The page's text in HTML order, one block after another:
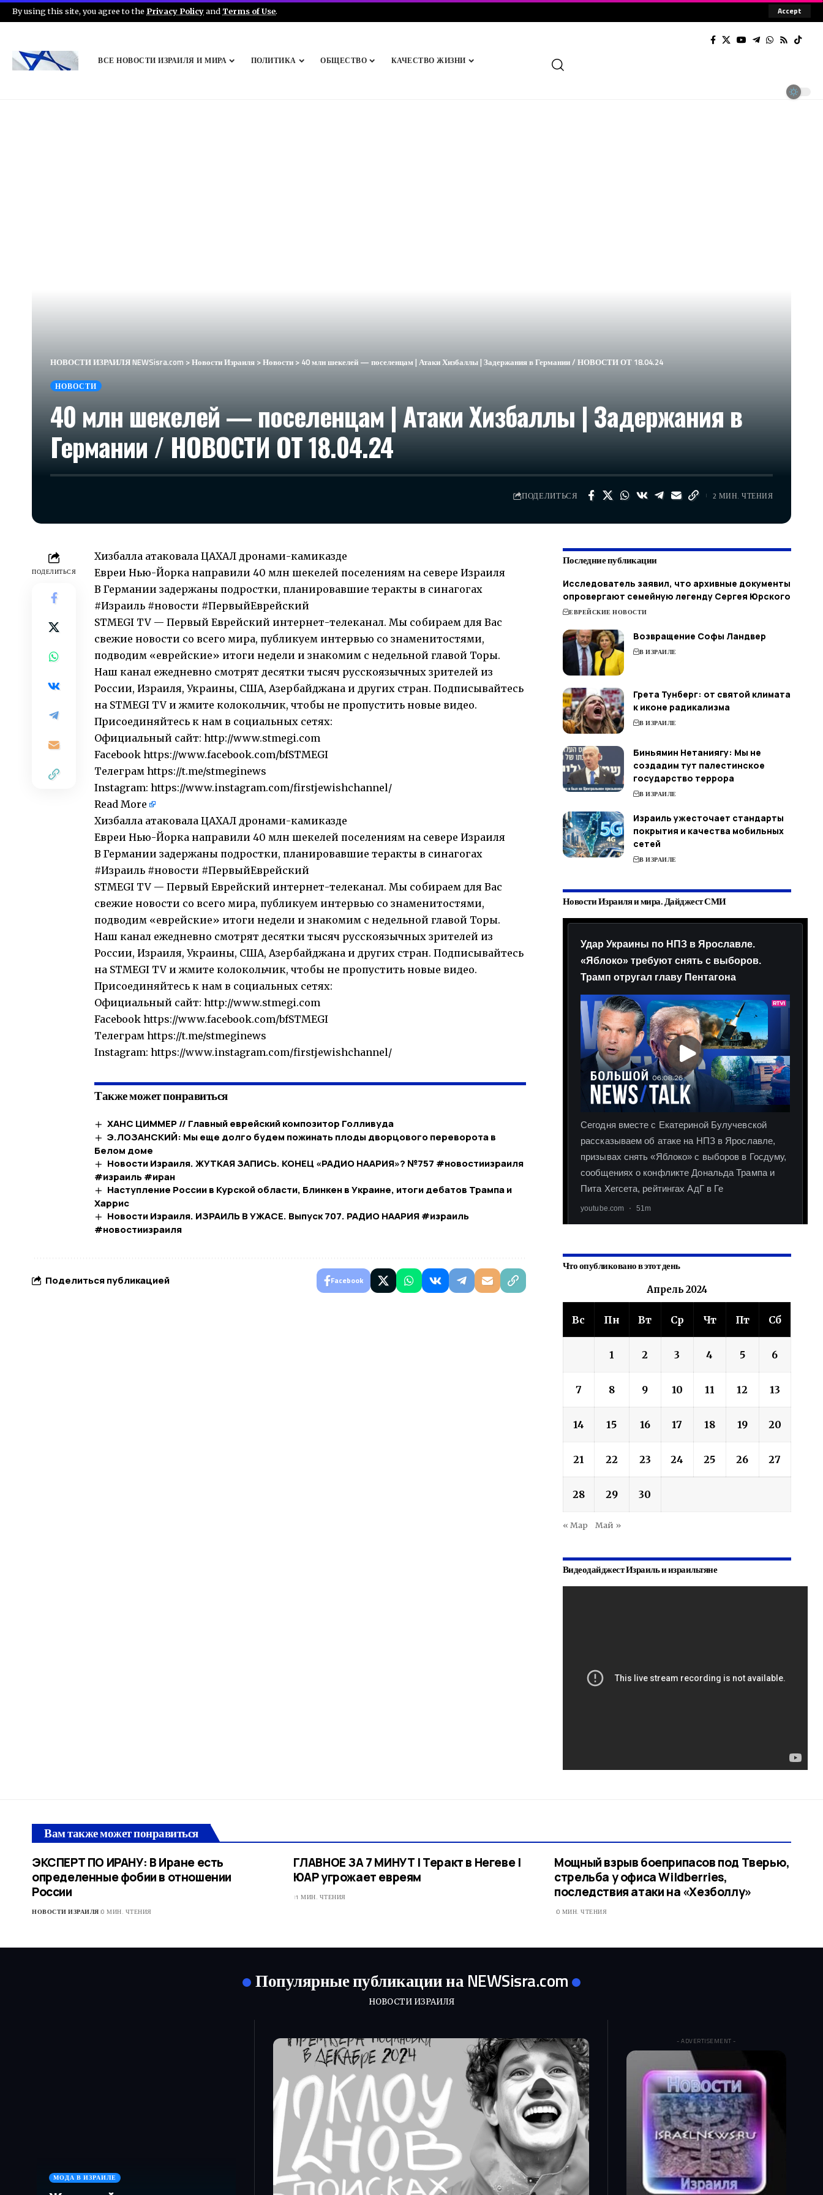
By using this site, you agree to the Privacy Policyand Terms of Use. Accept
ВСЕ НОВОСТИ ИЗРАИЛЯ И МИРА ПОЛИТИКА ОБЩЕСТВО КАЧЕСТВО ЖИЗНИ
НОВОСТИ ИЗРАИЛЯ NEWSisra.com >Новости Израиля >Новости > 40 млн шекелей — поселенцам | Атаки Хизбаллы | Задержания в Германии / НОВОСТИ ОТ 18.04.24
НОВОСТИ
40 млн шекелей — поселенцам | Атаки Хизбаллы | Задержания в
Германии / НОВОСТИ ОТ 18.04.24
ПОДЕЛИТЬСЯ 2 МИН. ЧТЕНИЯ
ПОДЕЛИТЬСЯ
Хизбалла атаковала ЦАХАЛ дронами-камиказде
Евреи Нью-Йорка направили 40 млн шекелей поселениям на севере Израиля
В Германии задержаны подростки, планировавшие теракты в синагогах
#Израиль #новости #ПервыйЕврейский
STMEGI TV — Первый Еврейский интернет-телеканал. Мы собираем для Вас
свежие новости со всего мира, публикуем интервью со знаменитостями,
подводим «еврейские» итоги недели и знакомим с недельной главой Торы.
Наш канал ежедневно смотрят десятки тысяч русскоязычных зрителей из
России, Израиля, Украины, США, Азербайджана и других стран. Подписывайтесь
на STMEGI TV и жмите колокольчик, чтобы не пропустить новые видео.
Присоединяйтесь к нам в социальных сетях:
Официальный сайт: http://www.stmegi.com
Facebook https://www.facebook.com/bfSTMEGI
Телеграм https://t.me/stmeginews
Instagram: https://www.instagram.com/firstjewishchannel/
Read More
​Хизбалла атаковала ЦАХАЛ дронами-камиказде
Евреи Нью-Йорка направили 40 млн шекелей поселениям на севере Израиля
В Германии задержаны подростки, планировавшие теракты в синагогах
#Израиль #новости #ПервыйЕврейский
STMEGI TV — Первый Еврейский интернет-телеканал. Мы собираем для Вас
свежие новости со всего мира, публикуем интервью со знаменитостями,
подводим «еврейские» итоги недели и знакомим с недельной главой Торы.
Наш канал ежедневно смотрят десятки тысяч русскоязычных зрителей из
России, Израиля, Украины, США, Азербайджана и других стран. Подписывайтесь
на STMEGI TV и жмите колокольчик, чтобы не пропустить новые видео.
Присоединяйтесь к нам в социальных сетях:
Официальный сайт: http://www.stmegi.com
Facebook https://www.facebook.com/bfSTMEGI
Телеграм https://t.me/stmeginews
Instagram: https://www.instagram.com/firstjewishchannel/
Также может понравиться
ХАНС ЦИММЕР // Главный еврейский композитор Голливуда
Э.ЛОЗАНСКИЙ: Мы еще долго будем пожинать плоды дворцового переворота в
Белом доме
Новости Израиля. ЖУТКАЯ ЗАПИСЬ. КОНЕЦ «РАДИО НААРИЯ»? №757 #новостиизраиля
#израиль #иран
Наступление России в Курской области, Блинкен в Украине, итоги дебатов Трампа и
Харрис
Новости Израиля. ИЗРАИЛЬ В УЖАСЕ. Выпуск 707. РАДИО НААРИЯ #израиль
#новостиизраиля
Поделиться публикацией Facebook
Последние публикации
Исследователь заявил, что архивные документы
опровергают семейную легенду Сергея Юрского
ЕВРЕЙСКИЕ НОВОСТИ
Возвращение Софы Ландвер
В ИЗРАИЛЕ
Грета Тунберг: от святой климата
к иконе радикализма
В ИЗРАИЛЕ
Биньямин Нетаниягу: Мы не
создадим тут палестинское
государство террора
В ИЗРАИЛЕ
Израиль ужесточает стандарты
покрытия и качества мобильных
сетей
В ИЗРАИЛЕ
Новости Израиля и мира. Дайджест СМИ
Что опубликовано в этот день
Апрель 2024
Вс Пн Вт Ср Чт Пт Сб
1 2 3 4 5 6
7 8 9 10 11 12 13
14 15 16 17 18 19 20
21 22 23 24 25 26 27
28 29 30
« Мар Май »
Видеодайджест Израиль и израильтяне
Вам также может понравиться
ЭКСПЕРТ ПО ИРАНУ: В Иране есть
определенные фобии в отношении
России
НОВОСТИ ИЗРАИЛЯ 0 МИН. ЧТЕНИЯ
ГЛАВНОЕ ЗА 7 МИНУТ | Теракт в Негеве |
ЮАР угрожает евреям
1 МИН. ЧТЕНИЯ
Мощный взрыв боеприпасов под Тверью,
стрельба у офиса Wildberries,
последствия атаки на «Хезболлу»
0 МИН. ЧТЕНИЯ
Популярные публикации на NEWSisra.com
НОВОСТИ ИЗРАИЛЯ
МОДА В ИЗРАИЛЕ
- ADVERTISEMENT -